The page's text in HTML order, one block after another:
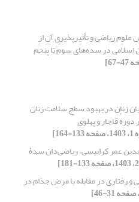
ریاضی و تأثیرپذیری آن از
در سده‌های سوم تا پنجم
زنان در بهبود سطح سلامت زنان
دورهٔ قاجار و پهلوی
عمر کرابیسی، ریاضی‌دان سدۀ
و رفتاری در مقابله با مرض جذام در